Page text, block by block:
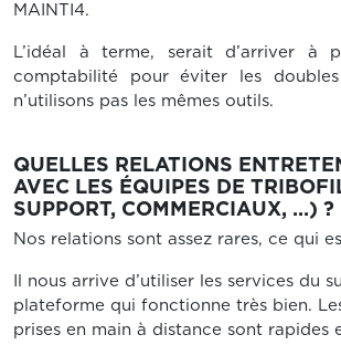
MAINTI4.
L’idéal à terme, serait d’arriver à
comptabilité pour éviter les
n’utilisons pas les mêmes outils.
QUELLES RELATIONS
AVEC LES ÉQUIPES DE
SUPPORT, COMMERCIAUX, …) ?
Nos relations sont assez rares, ce qui
Il nous arrive d’utiliser les services du
plateforme qui fonctionne très bien.
prises en main à distance sont rapides